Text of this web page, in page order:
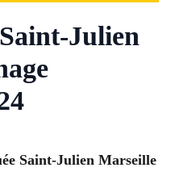
Julien
Saint-Julien Marseille